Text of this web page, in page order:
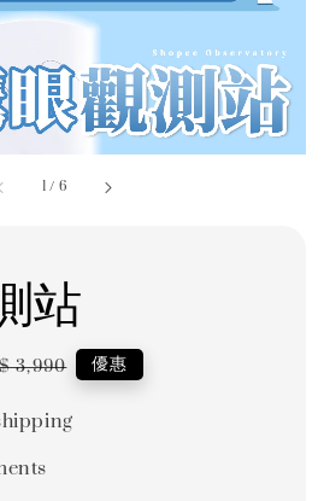
1 / 6
站
3,990 優惠